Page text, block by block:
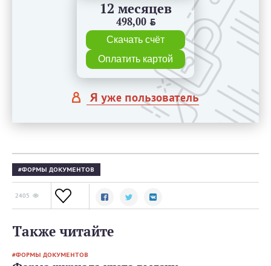
12 месяцев
498,00 BYN
Скачать счёт
Оплатить картой
Я уже пользователь
ФОРМЫ ДОКУМЕНТОВ
2405
Также читайте
ФОРМЫ ДОКУМЕНТОВ